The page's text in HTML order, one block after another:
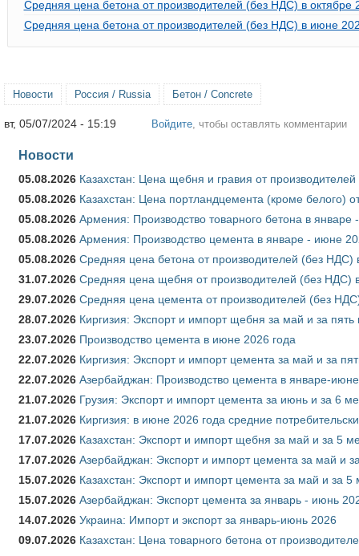
Средняя цена бетона от производителей (без НДС) в октябре
Средняя цена бетона от производителей (без НДС) в июне
Новости Россия / Russia Бетон / Concrete
вт, 05/07/2024 - 15:19 Войдите , чтобы оставлять комментарии
Новости
05.08.2026 Казахстан: Цена щебня и гравия от
05.08.2026 Казахстан: Цена портландцемента (кроме белого)
05.08.2026 Армения: Производство товарного бетона в январе
05.08.2026 Армения: Производство цемента в январе - июне
05.08.2026 Средняя цена бетона от производителей (без НДС)
31.07.2026 Средняя цена щебня от производителей (без НДС)
29.07.2026 Средняя цена цемента от производителей (без
28.07.2026 Киргизия: Экспорт и импорт щебня за май и за
23.07.2026 Производство цемента в июне 2026 года
22.07.2026 Киргизия: Экспорт и импорт цемента за май и за
22.07.2026 Азербайджан: Производство цемента в январе-
21.07.2026 Грузия: Экспорт и импорт цемента за июнь и за 6
21.07.2026 Киргизия: в июне 2026 года средние
17.07.2026 Казахстан: Экспорт и импорт щебня за май и за 5
17.07.2026 Азербайджан: Экспорт и импорт цемента за май и
15.07.2026 Казахстан: Экспорт и импорт цемента за май и за
15.07.2026 Азербайджан: Экспорт цемента за январь - июнь
14.07.2026 Украина: Импорт и экспорт за январь-июнь 2026
09.07.2026 Казахстан: Цена товарного бетона от